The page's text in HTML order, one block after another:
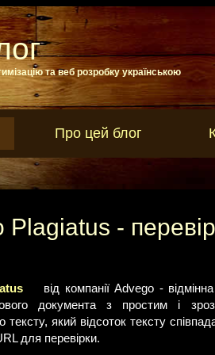
та веб розробку українською
Про цей блог
-
від компанії Advego -
документа з простим і
який відсоток тексту
для перевірки.